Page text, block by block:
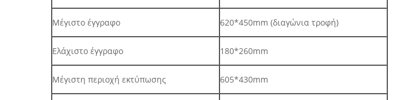
Μέγιστο έγγραφο 620*450mm (διαγώνια τροφή)
Ελάχιστο έγγραφο 180*260mm
Μέγιστη περιοχή εκτύπωσης 605*430mm